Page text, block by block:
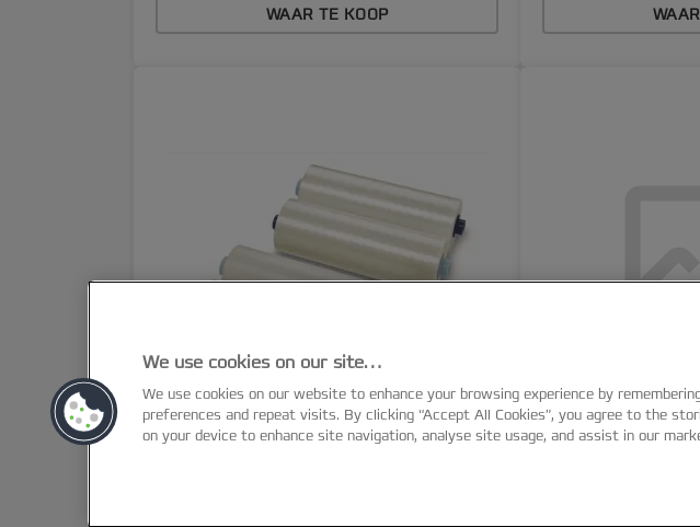
WAAR TE KOOP
We use cookies on our site…
We use cookies on our website to enhance your browsing experience by
preferences and repeat visits. By clicking “Accept All Cookies”, you agree to the
on your device to enhance site navigation, analyse site usage, and assist in our